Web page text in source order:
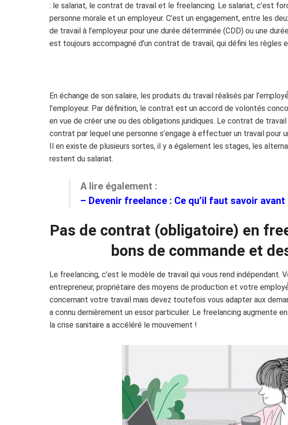
: le salariat, le contrat de travail et le freelancing. Le salariat, c’est
personne morale et un employeur. C’est un engagement, entre les
de travail à l’employeur pour une durée déterminée (CDD) ou une
est toujours accompagné d’un contrat de travail, qui défini les règles
En échange de son salaire, les produits du travail réalisés par
l’employeur. Par définition, le contrat est un accord de volontés
en vue de créer une ou des obligations juridiques. Le contrat de
contrat par lequel une personne s’engage à effectuer un travail pour
Il en existe de plusieurs sortes, il y a également les stages, les
restent du salariat.
A lire également :
– Devenir freelance : Ce qu’il faut savoir
Pas de contrat (obligatoire) en
bons de commande et
Le freelancing, c’est le modèle de travail qui vous rend indépendant.
entrepreneur, propriétaire des moyens de production et votre
concernant votre travail mais devez toutefois vous adapter aux
a connu dernièrement un essor particulier. Le freelancing augmente
la crise sanitaire a accéléré le mouvement !